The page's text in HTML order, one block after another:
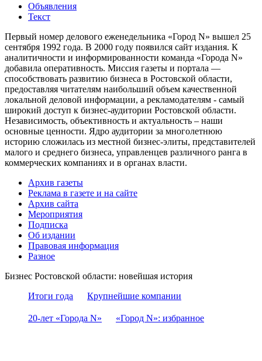
Объявления
Текст
Первый номер делового еженедельника «Город N» вышел 25
сентября 1992 года. В 2000 году появился сайт издания. К
аналитичности и информированности команда «Города N»
добавила оперативность. Миссия газеты и портала —
способствовать развитию бизнеса в Ростовской области,
предоставляя читателям наибольший объем качественной
локальной деловой информации, а рекламодателям - самый
широкий доступ к бизнес-аудитории Ростовской области.
Независимость, объективность и актуальность – наши
основные ценности. Ядро аудитории за многолетнюю
историю сложилась из местной бизнес-элиты, представителей
малого и среднего бизнеса, управленцев различного ранга в
коммерческих компаниях и в органах власти.
Архив газеты
Реклама в газете и на сайте
Архив сайта
Мероприятия
Подписка
Об издании
Правовая информация
Разное
Бизнес Ростовской области: новейшая история
Итоги года
Крупнейшие компании
20-лет «Города N» «Город N»: избранное